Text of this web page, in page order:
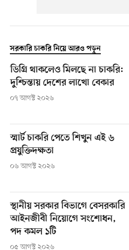
সরকারি চাকরি নিয়ে আরও পড়ুন
ডিগ্রি থাকলেও মিলছে না চাকরি:
দুশ্চিন্তায় দেশের লাখো বেকার
০৭ আগস্ট ২০২৬
স্মার্ট চাকরি পেতে শিখুন এই ৬
প্রযুক্তিদক্ষতা
০৬ আগস্ট ২০২৬
স্থানীয় সরকার বিভাগে বেসরকারি
আইনজীবী নিয়োগে সংশোধন,
পদ কমল ১টি
০৫ আগস্ট ২০২৬